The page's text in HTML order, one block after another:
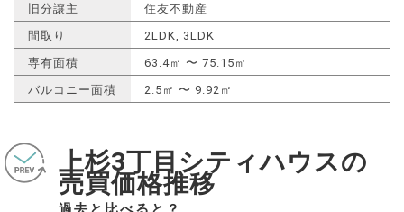
旧分譲主
住友不動産
間取り
2LDK, 3LDK
専有面積
63.4㎡ 〜 75.15㎡
バルコニー面積
2.5㎡ 〜 9.92㎡
上杉3丁目シティハウスの
売買価格推移